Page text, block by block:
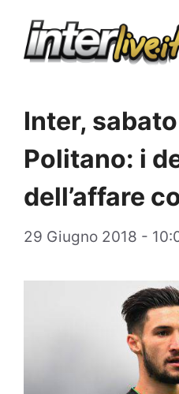
Inter,
Politano: i
dell’affare
29 Giugno 2018 -